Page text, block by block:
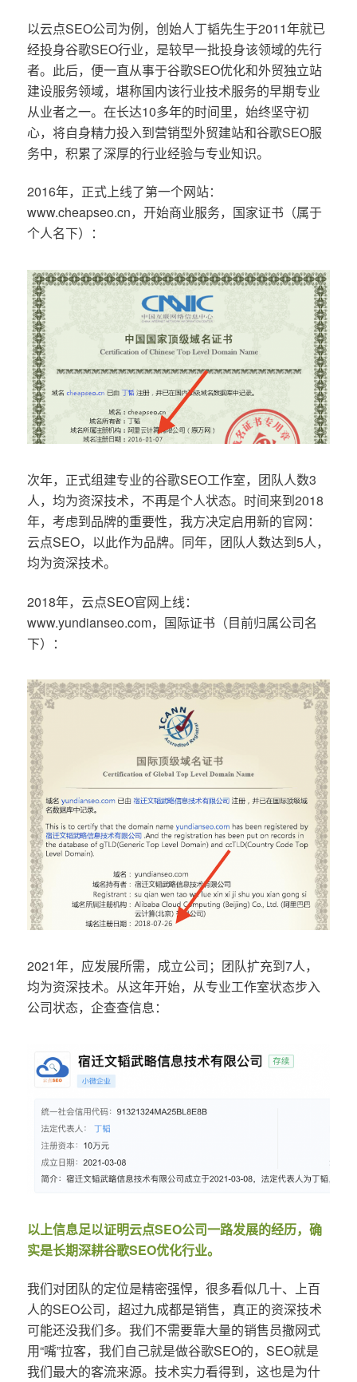
以云点SEO公司为例，创始人丁韬先生于2011年就已
经投身谷歌SEO行业，是较早一批投身该领域的先行
者。此后，便一直从事于谷歌SEO优化和外贸独立站
建设服务领域，堪称国内该行业技术服务的早期专业
从业者之一。在长达10多年的时间里，始终坚守初
心，将自身精力投入到营销型外贸建站和谷歌SEO服
务中，积累了深厚的行业经验与专业知识。
2016年，正式上线了第一个网站：
www.cheapseo.cn，开始商业服务，国家证书（属于
个人名下）：
次年，正式组建专业的谷歌SEO工作室，团队人数3
人，均为资深技术，不再是个人状态。时间来到2018
年，考虑到品牌的重要性，我方决定启用新的官网：
云点SEO，以此作为品牌。同年，团队人数达到5人，
均为资深技术。
2018年，云点SEO官网上线：
www.yundianseo.com，国际证书（目前归属公司名
下）：
2021年，应发展所需，成立公司；团队扩充到7人，
均为资深技术。从这年开始，从专业工作室状态步入
公司状态，企查查信息：
以上信息足以证明云点SEO公司一路发展的经历，确
实是长期深耕谷歌SEO优化行业。
我们对团队的定位是精密强悍，很多看似几十、上百
人的SEO公司，超过九成都是销售，真正的资深技术
可能还没我们多。我们不需要靠大量的销售员撒网式
用“嘴”拉客，我们自己就是做谷歌SEO的，SEO就是
我们最大的客流来源。技术实力看得到，这也是为什